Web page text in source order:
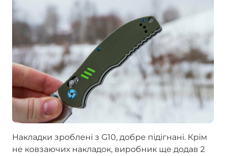
Накладки зроблені з G10, добре підігнані. Крім
не ковзаючих накладок, виробник ще додав 2